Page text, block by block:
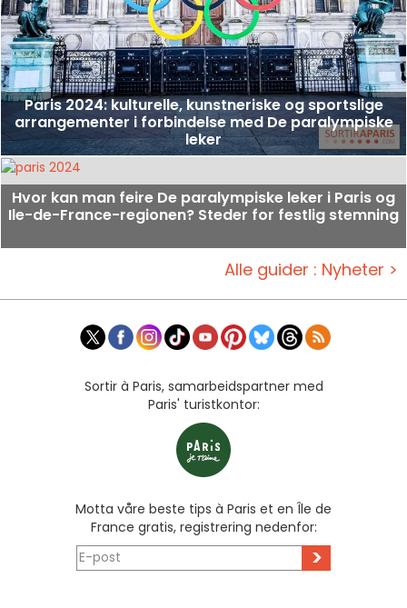
Paris 2024: kulturelle, kunstneriske og sportslige
arrangementer i forbindelse med De paralympiske
leker
Hvor kan man feire De paralympiske leker i Paris og
Ile-de-France-regionen? Steder for festlig stemning
Alle guider : Nyheter >
Sortir à Paris, samarbeidspartner med
Paris' turistkontor:
Motta våre beste tips à Paris et en Île de
France gratis, registrering nedenfor:
>